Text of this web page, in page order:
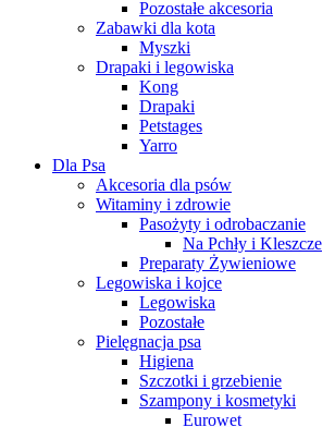
Pozostałe akcesoria
Zabawki dla kota
Myszki
Drapaki i legowiska
Kong
Drapaki
Petstages
Yarro
Dla Psa
Akcesoria dla psów
Witaminy i zdrowie
Pasożyty i odrobaczanie
Na Pchły i Kleszcze
Preparaty Żywieniowe
Legowiska i kojce
Legowiska
Pozostałe
Pielęgnacja psa
Higiena
Szczotki i grzebienie
Szampony i kosmetyki
Eurowet